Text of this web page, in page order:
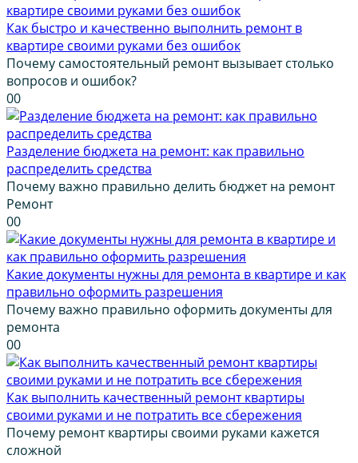
Как быстро и качественно выполнить ремонт в
квартире своими руками без ошибок
Почему самостоятельный ремонт вызывает столько
вопросов и ошибок?
00
Разделение бюджета на ремонт: как правильно
распределить средства
Почему важно правильно делить бюджет на ремонт
Ремонт
00
Какие документы нужны для ремонта в квартире и как
правильно оформить разрешения
Почему важно правильно оформить документы для
ремонта
00
Как выполнить качественный ремонт квартиры
своими руками и не потратить все сбережения
Почему ремонт квартиры своими руками кажется
сложной